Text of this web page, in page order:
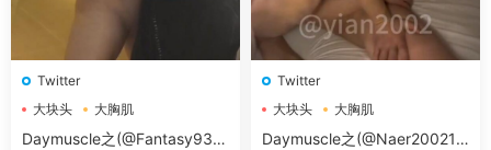
Twitter
大块头
大胸肌
大胸肌肉男
Daymuscle之(@Fantasy938
Twitter
大块头
大胸肌
大胸肌肉男
Daymuscle之(@Naer20021-